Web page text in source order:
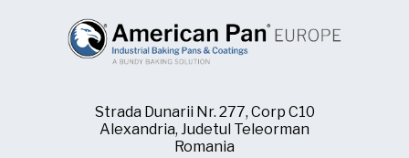
Strada Dunarii Nr. 277, Corp C10
Alexandria, Judetul Teleorman
Romania